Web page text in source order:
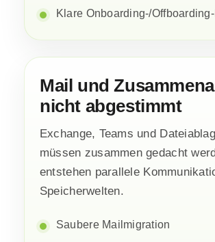
Klare Onboarding-/
Mail und
nicht abgestimmt
Exchange, Teams und
müssen zusammen gedacht
entstehen parallele
Speicherwelten.
Saubere Mailmigration